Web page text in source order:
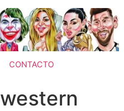
CONTACTO
western